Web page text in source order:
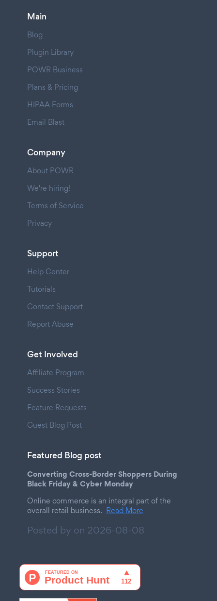
Main
Blog
Plugin Library
POWR Business
Plans & Pricing
HIPAA Forms
Email Blast
Company
About POWR
We're hiring!
Terms of Service
Privacy
Support
Help Center
Tutorials
Contact Support
Report Abuse
Get Involved
Affiliate Program
Success Stories
Feature Requests
Guest Blog Post
Featured Blog post
Converting Cross-Border Shoppers During
Black Friday & Cyber Monday
Online commerce is an integral part of the
overall retail business. Read More
Posted by on 2026-08-08